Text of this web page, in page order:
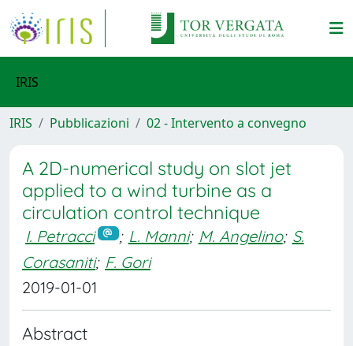
IRIS
IRIS Pubblicazioni 02 - Intervento a convegno
A 2D-numerical study on slot jet
applied to a wind turbine as a
circulation control technique
I. Petracci ; L. Manni; M. Angelino; S.
Corasaniti; F. Gori
2019-01-01
Abstract